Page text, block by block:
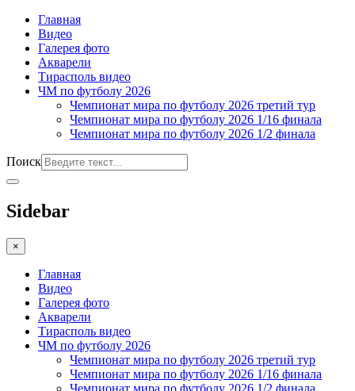
Главная
Видео
Галерея фото
Акварели
Тирасполь видео
ЧМ по футболу 2026
Чемпионат мира по футболу 2026 третий тур
Чемпионат мира по футболу 2026 1/16 финала
Чемпионат мира по футболу 2026 1/2 финала
Поиск
Sidebar
×
Главная
Видео
Галерея фото
Акварели
Тирасполь видео
ЧМ по футболу 2026
Чемпионат мира по футболу 2026 третий тур
Чемпионат мира по футболу 2026 1/16 финала
Чемпионат мира по футболу 2026 1/2 финала